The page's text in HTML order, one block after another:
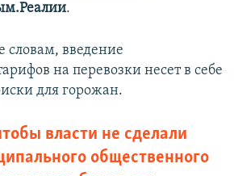
.
словам, введение
на перевозки несет в себе
для горожан.
власти не сделали
общественного